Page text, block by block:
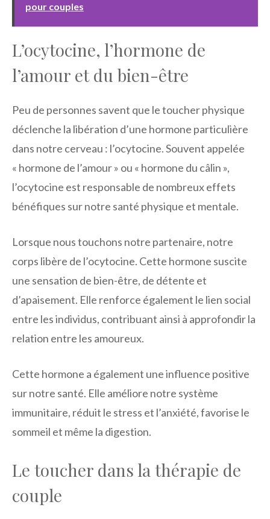
pour couples
L’ocytocine, l’hormone de
l’amour et du bien-être
Peu de personnes savent que le toucher physique
déclenche la libération d’une hormone particulière
dans notre cerveau : l’ocytocine. Souvent appelée
« hormone de l’amour » ou « hormone du câlin »,
l’ocytocine est responsable de nombreux effets
bénéfiques sur notre santé physique et mentale.
Lorsque nous touchons notre partenaire, notre
corps libère de l’ocytocine. Cette hormone suscite
une sensation de bien-être, de détente et
d’apaisement. Elle renforce également le lien social
entre les individus, contribuant ainsi à approfondir la
relation entre les amoureux.
Cette hormone a également une influence positive
sur notre santé. Elle améliore notre système
immunitaire, réduit le stress et l’anxiété, favorise le
sommeil et même la digestion.
Le toucher dans la thérapie de
couple